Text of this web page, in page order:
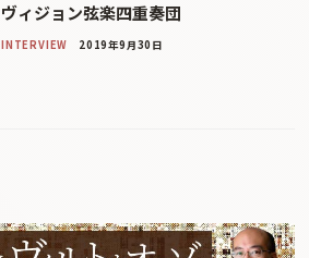
ヴィジョン弦楽四重奏団
INTERVIEW 2019年9月30日